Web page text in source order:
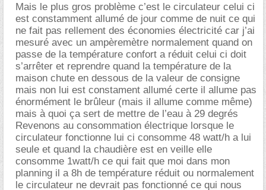
Mais le plus gros problème c’est le circulateur celui ci
est constamment allumé de jour comme de nuit ce qui
ne fait pas rellement des économies électricité car j’ai
mesuré avec un ampèremètre normalement quand on
passe de la température confort a réduit celui ci doit
s’arrêter et reprendre quand la température de la
maison chute en dessous de la valeur de consigne
mais non lui est constament allumé certe il allume pas
énormément le brûleur (mais il allume comme même)
mais à quoi ça sert de mettre de l’eau à 29 degrés
Revenons au consommation électrique lorsque le
circulateur fonctionne lui ci consomme 48 watt/h a lui
seule et quand la chaudière est en veille elle
consomme 1watt/h ce qui fait que moi dans mon
planning il a 8h de température réduit ou normalement
le circulateur ne devrait pas fonctionné ce qui nous